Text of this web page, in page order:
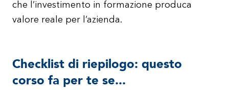
che l’investimento in formazione produca
valore reale per l’azienda.
Checklist di riepilogo: questo
corso fa per te se...